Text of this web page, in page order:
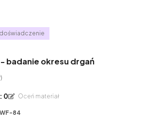
doświadczenie
badanie okresu drgań
0 Oceń materiał
84